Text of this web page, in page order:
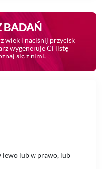
BADAŃ
wiek i naciśnij przycisk
wygeneruje Ci listę
się z nimi.
lewo lub w prawo, lub